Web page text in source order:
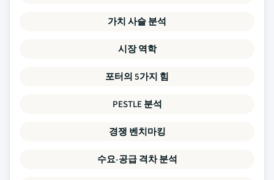
가치 사슬 분석
시장 역학
포터의 5가지 힘
PESTLE 분석
경쟁 벤치마킹
수요-공급 격차 분석